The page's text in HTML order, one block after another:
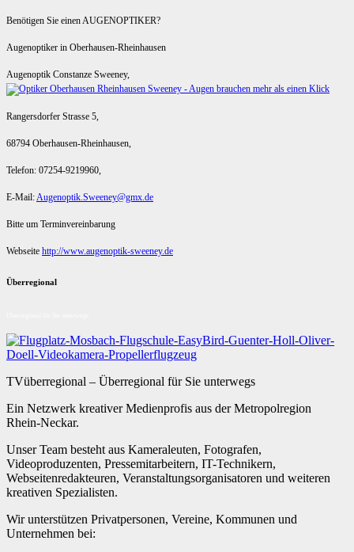
Benötigen Sie einen AUGENOPTIKER?
Augenoptiker in Oberhausen-Rheinhausen
Augenoptik Constanze Sweeney,
Rangersdorfer Strasse 5,
68794 Oberhausen-Rheinhausen,
Telefon: 07254-9219960,
E-Mail:Augenoptik.Sweeney@gmx.de
Bitte um Terminvereinbarung
Webseite http://www.augenoptik-sweeney.de
Überregional
TVüberregional – Überregional für Sie unterwegs
Ein Netzwerk kreativer Medienprofis aus der Metropolregion
Rhein-Neckar.
Unser Team besteht aus Kameraleuten, Fotografen,
Videoproduzenten, Pressemitarbeitern, IT-Technikern,
Webseitenredakteuren, Veranstaltungsorganisatoren und weiteren
kreativen Spezialisten.
Wir unterstützen Privatpersonen, Vereine, Kommunen und
Unternehmen bei: